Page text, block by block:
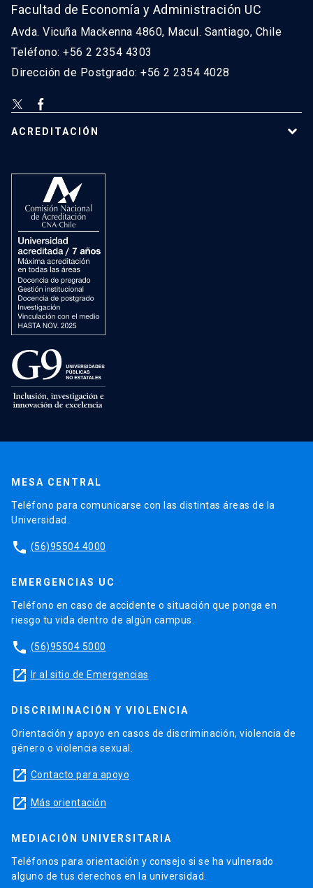
Facultad de Economía y Administración UC
Avda. Vicuña Mackenna 4860, Macul. Santiago, Chile
Teléfono: +56 2 2354 4303
Dirección de Postgrado: +56 2 2354 4028
ACREDITACIÓN
MESA CENTRAL
Teléfono para comunicarse con las distintas áreas de la
Universidad.
phone (56)95504 4000
EMERGENCIAS UC
Teléfono en caso de accidente o situación que ponga en
riesgo tu vida dentro de algún campus.
phone (56)95504 5000
launch Ir al sitio de Emergencias
DISCRIMINACIÓN Y VIOLENCIA
Orientación y apoyo en casos de discriminación, violencia de
género o violencia sexual.
launch Contacto para apoyo
launch Más orientación
MEDIACIÓN UNIVERSITARIA
Teléfonos para orientación y consejo si se ha vulnerado
alguno de tus derechos en la universidad.